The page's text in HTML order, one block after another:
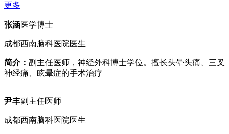
更多
张涵医学博士
成都西南脑科医院医生
简介： 副主任医师，神经外科博士学位。擅长头晕头痛、三叉
神经痛、眩晕症的手术治疗
尹丰副主任医师
成都西南脑科医院医生